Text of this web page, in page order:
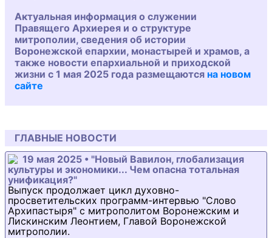
Актуальная информация о служении
Правящего Архиерея и о структуре
митрополии, сведения об истории
Воронежской епархии, монастырей и храмов, а
также новости епархиальной и приходской
жизни с 1 мая 2025 года размещаются на новом
сайте
ГЛАВНЫЕ НОВОСТИ
19 мая 2025 • "Новый Вавилон, глобализация
культуры и экономики... Чем опасна тотальная
унификация?"
Выпуск продолжает цикл духовно-
просветительских программ-интервью "Слово
Архипастыря" с митрополитом Воронежским и
Лискинским Леонтием, Главой Воронежской
митрополии.